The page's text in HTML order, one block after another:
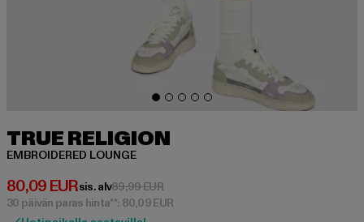
TRUE RELIGION
EMBROIDERED LOUNGE
80,09 EUR
Ajankohtainen hinta: 80,09 EUR
sis. alv89,99 EURKampanjahinta: 89,99 EUR
30 päivän paras hinta**: 80,09 EUR